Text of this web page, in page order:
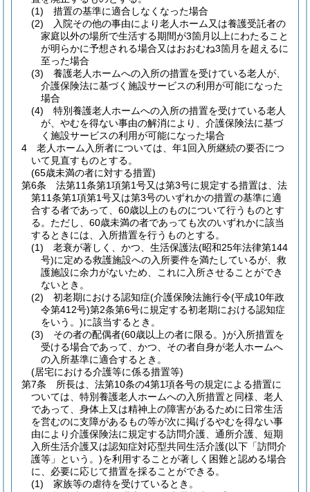
(1)
措置の基準に適合しなくなった場合
(2)
入院その他の事由により老人ホーム又は養護受託者の
家庭以外の場所で生活する期間が3箇月以上にわたること
が明らかに予想される場合又はおおむね3箇月を超えるに
至った場合
(3)
養護老人ホームへの入所の措置を受けている老人が、
介護保険法に基づく施設サービスの利用が可能になった
場合
(4)
特別養護老人ホームへの入所の措置を受けている老人
が、やむを得ない事由の解消により、介護保険法に基づ
く施設サービスの利用が可能になった場合
4
老人ホーム入所者については、年1回入所継続の要否につ
いて見直すものとする。
(65歳未満の者に対する措置)
第6条
法第11条第1項第1号又は第3号に規定する措置は、法
第11条第1項第1号又は第3号のいずれかの措置の基準に適
合する者であって、60歳以上のものについて行うものとす
る。 ただし、60歳未満の者であっても次のいずれかに該当
するときには、入所措置を行うものとする。
(1)
老衰が著しく、かつ、生活保護法(昭和25年法律第144
号)に定める救護施設への入所要件を満たしているが、救
護施設に余力がないため、これに入所させることができ
ないとき。
(2)
初老期における認知症(介護保険法施行令(平成10年政
令第412号)第2条第6号に規定する初老期における認知症
をいう。)に該当するとき。
(3)
その者の配偶者(60歳以上の者に限る。)が入所措置を
受ける場合であって、かつ、その者自身が老人ホームへ
の入所基準に適合するとき。
(居宅における介護等に係る措置等)
第7条
所長は、法第10条の4第1項各号の規定による措置に
ついては、特別養護老人ホームへの入所措置と同様、老人
であって、身体上又は精神上の障害があるために日常生活
を営むのに支障があるもの等が次に掲げるやむを得ない事
由により介護保険法に規定する訪問介護、通所介護、短期
入所生活介護又は認知症対応型共同生活介護(以下「訪問介
護等」という。)を利用することが著しく困難と認める場合
に、必要に応じて措置を採ることができる。
(1)
家族等の虐待を受けているとき。